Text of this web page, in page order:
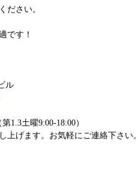
ださい。
です！
ル
1.3土曜9:00-18:00）
げます。お気軽にご連絡下さい。